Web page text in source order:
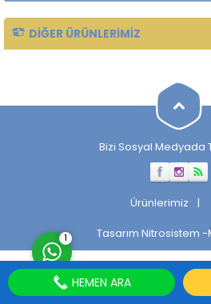
DIĞER ÜRÜNLERIMIZ
Bizi Sosyal Medyada
Ürünlerimiz
Tasarım Nitrosistem -
Cevap Yaz
1
HEMEN ARA